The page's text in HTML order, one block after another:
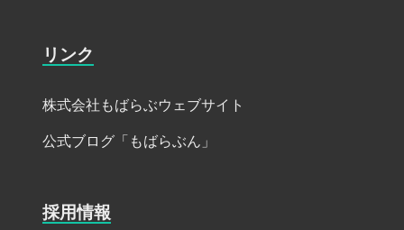
リンク
株式会社もばらぶウェブサイト
公式ブログ「もばらぶん」
採用情報